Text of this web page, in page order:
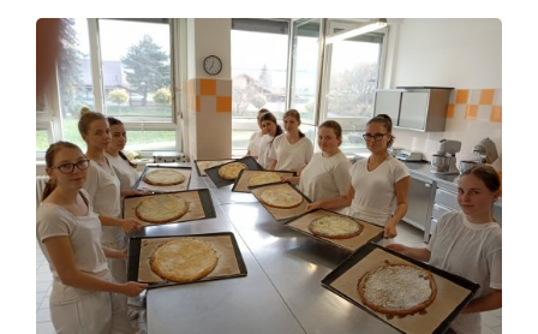
Aktuálně
Škola
Studium
Projekty
Foto